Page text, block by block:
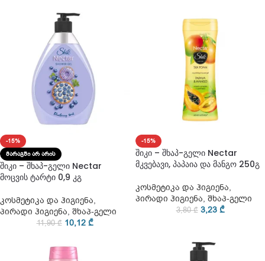
-15%
ᲛᲐᲠᲐᲒᲨᲘ ᲐᲠ ᲐᲠᲘᲡ
შიკი – შხაპ-გელი Nectar
მოცვის ტარტი 0,9 კგ
კოსმეტიკა და ჰიგიენა,
პირადი ჰიგიენა, შხაპ-გელი
11,90₾ 10,12 ₾
-15%
შიკი – შხაპ-გელი Nectar
მკვებავი, პაპაია და მანგო 250გ
კოსმეტიკა და ჰიგიენა,
პირადი ჰიგიენა, შხაპ-გელი
3,80₾ 3,23 ₾